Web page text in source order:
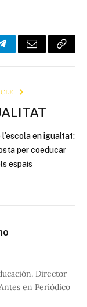
TelegramEmail Copy
l’escola en igualtat:
per coeducar
espais
Director
en Periódico